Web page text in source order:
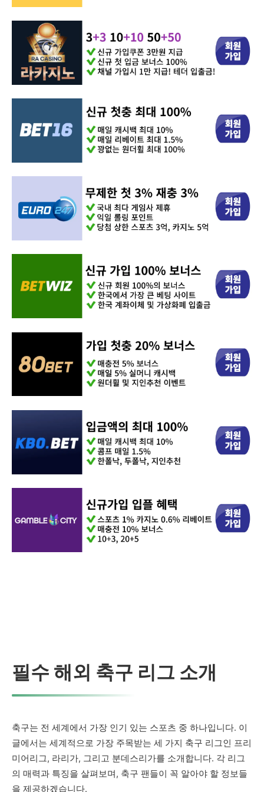
필수 해외 축구 리그 소개
축구는 전 세계에서 가장 인기 있는 스포츠 중 하나입니다. 이
글에서는 세계적으로 가장 주목받는 세 가지 축구 리그인 프리
미어리그, 라리가, 그리고 분데스리가를 소개합니다. 각 리그
의 매력과 특징을 살펴보며, 축구 팬들이 꼭 알아야 할 정보들
을 제공하겠습니다.